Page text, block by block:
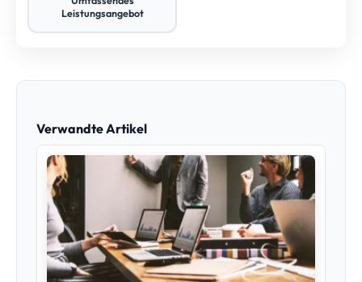
Leistungsangebot
Verwandte Artikel